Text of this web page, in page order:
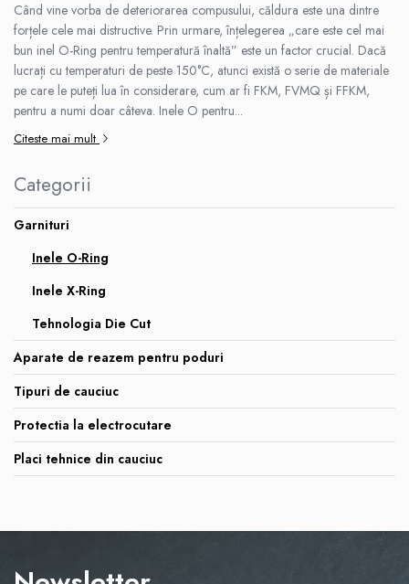
Când vine vorba de deteriorarea compusului, căldura este una dintre
forțele cele mai distructive. Prin urmare, înțelegerea „care este cel mai
bun inel O-Ring pentru temperatură înaltă” este un factor crucial. Dacă
lucrați cu temperaturi de peste 150°C, atunci există o serie de materiale
pe care le puteți lua în considerare, cum ar fi FKM, FVMQ și FFKM,
pentru a numi doar câteva. Inele O pentru...
Citeste mai mult
Categorii
Garnituri
Inele O-Ring
Inele X-Ring
Tehnologia Die Cut
Aparate de reazem pentru poduri
Tipuri de cauciuc
Protectia la electrocutare
Placi tehnice din cauciuc